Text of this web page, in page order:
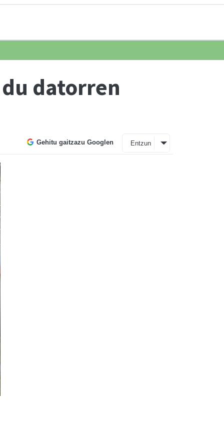
datorren
Gehitu gaitzazu Googlen Entzun